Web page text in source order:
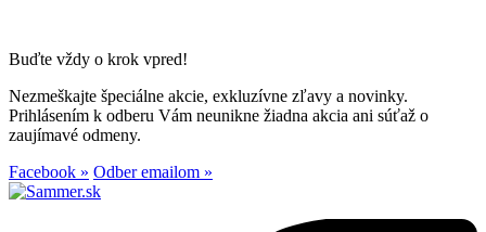
Buďte vždy o krok vpred!
Nezmeškajte špeciálne akcie, exkluzívne zľavy a novinky.
Prihlásením k odberu Vám neunikne žiadna akcia ani súťaž o
zaujímavé odmeny.
Facebook » Odber emailom »